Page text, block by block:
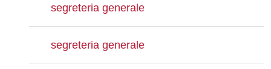
segreteria generale
segreteria generale